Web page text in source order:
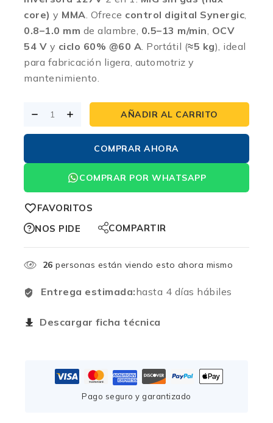
core) y MMA. Ofrece control digital Synergic,
0.8–1.0 mm de alambre, 0.5–13 m/min, OCV
54 V y ciclo 60% @60 A. Portátil (≈5 kg), ideal
para fabricación ligera, automotriz y
mantenimiento.
AÑADIR AL CARRITO
COMPRAR AHORA
COMPRAR POR WHATSAPP
FAVORITOS
NOS PIDE
COMPARTIR
26 personas están viendo esto ahora mismo
Entrega estimada:hasta 4 días hábiles
Descargar ficha técnica
Pago seguro y garantizado